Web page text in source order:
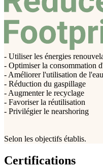
- Utiliser les énergies
- Optimiser la consommation
- Améliorer l'utilisation de l'eau
- Réduction du gaspillage
- Augmenter le recyclage
- Favoriser la réutilisation
- Privilégier le nearshoring
Selon les objectifs établis.
Certifications